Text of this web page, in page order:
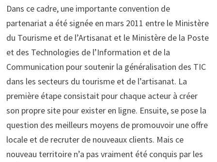
Dans ce cadre, une importante convention de
partenariat a été signée en mars 2011 entre le Ministère
du Tourisme et de l’Artisanat et le Ministère de la Poste
et des Technologies de l’Information et de la
Communication pour soutenir la généralisation des TIC
dans les secteurs du tourisme et de l’artisanat. La
première étape consistait pour chaque acteur à créer
son propre site pour exister en ligne. Ensuite, se pose la
question des meilleurs moyens de promouvoir une offre
locale et de recruter de nouveaux clients. Mais ce
nouveau territoire n’a pas vraiment été conquis par les